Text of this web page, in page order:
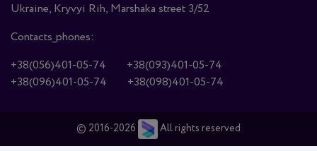
Ukraine, Kryvyi Rih, Marshaka street 3/52
Contacts_phones:
+38(056)401-05-74
+38(093)401-05-74
+38(096)401-05-74
+38(098)401-05-74
© 2016-2026 All rights reserved